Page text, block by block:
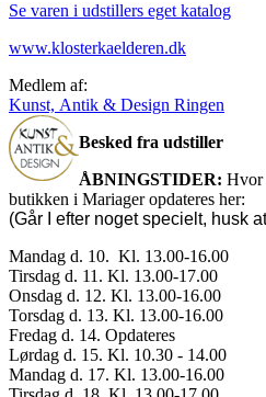
Se varen i udstillers eget katalog
www.klosterkaelderen.dk
Medlem af:
Kunst, Antik & Design Ringen
Besked fra udstiller
ÅBNINGSTIDER: Hvor
butikken i Mariager opdateres her:
(Går I efter noget specielt, husk
Mandag d. 10. Kl. 13.00-16.00
Tirsdag d. 11. Kl. 13.00-17.00
Onsdag d. 12. Kl. 13.00-16.00
Torsdag d. 13. Kl. 13.00-16.00
Fredag d. 14. Opdateres
Lørdag d. 15. Kl. 10.30 - 14.00
Mandag d. 17. Kl. 13.00-16.00